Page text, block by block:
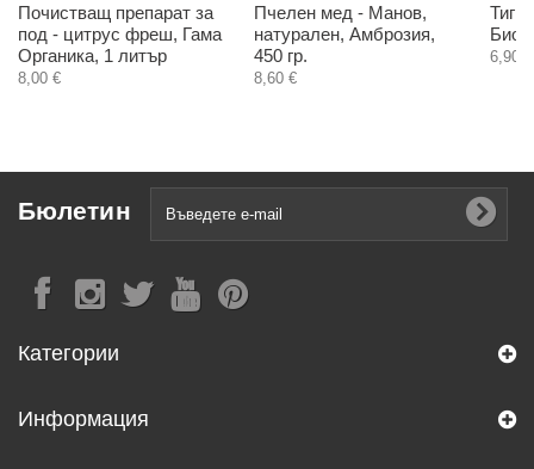
Почистващ препарат за
под - цитрус фреш, Гама
Органика, 1 литър
8,00 €
Пчелен мед - Манов,
натурален, Амброзия,
450 гр.
8,60 €
6,90 €
Бюлетин
Категории
Информация